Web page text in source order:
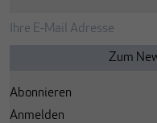
Abonnieren
Anmelden